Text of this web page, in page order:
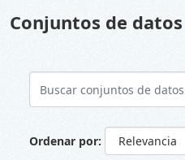
Conjuntos de datos
Ordenar por